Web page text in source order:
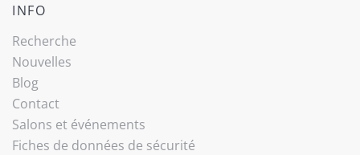
INFO
Recherche
Nouvelles
Blog
Contact
Salons et événements
Fiches de données de sécurité